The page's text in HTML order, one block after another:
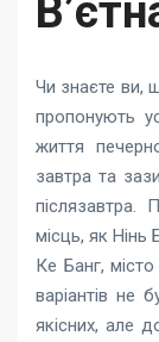
Чи знаєте ви,
пропонують
життя
завтра та
місць, як Нінь
Ке Банг,
варіантів не
якісних, але